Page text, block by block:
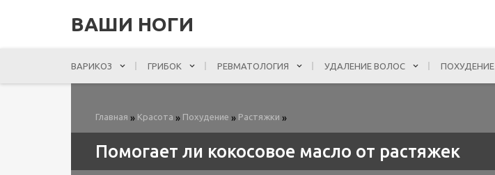
ВАШИ НОГИ
ВАРИКОЗ ГРИБОК РЕВМАТОЛОГИЯ УДАЛЕНИЕ ВОЛОС ПОХУДЕНИЕ
Главная » Красота » Похудение » Растяжки »
Помогает ли кокосовое масло от растяжек